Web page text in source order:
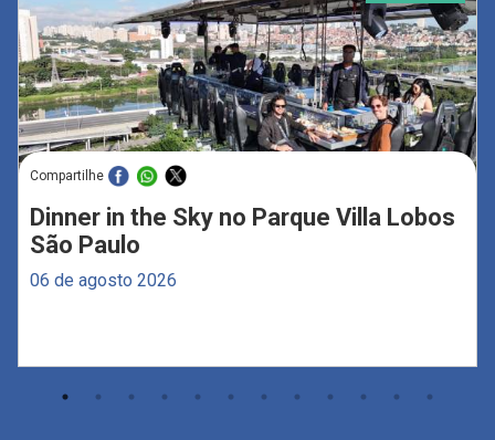
Compartilhe
Dinner in the Sky no Parque Villa Lobos
São Paulo
06 de agosto 2026